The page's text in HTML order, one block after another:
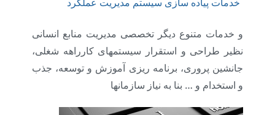
خدمات پیاده سازی سیستم مدیریت عملکرد
و خدمات متنوع دیگر تخصصی مدیریت منابع انسانی
نظیر طراحی و استقرار سیستمهای کارراهه شغلی،
جانشین پروری، برنامه ریزی آموزش و توسعه، جذب
و استخدام و … بنا به نیاز سازمانها